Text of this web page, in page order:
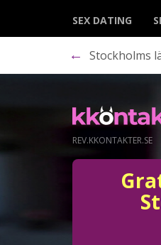
SEX DATING
← Stockholms
REV.KKONTAKTER.SE